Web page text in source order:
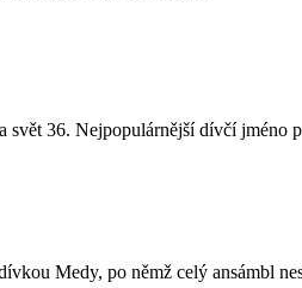
36. Nejpopulárnější dívčí jméno
Medy, po němž celý ansámbl